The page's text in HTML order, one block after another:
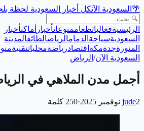
🌴 السعودية الآنكل أخبار السعودية لحظة
الرئيسيةفعالياتطعاممنوعاتأخبار أماكنأخبار
السعوديةسياحة الدمامالرياضالطائفالمدينة
المنورةجدةمكة اقتصادرياضةمحلياتتقنية
السعودية الآن/ الرياض
أجمل مدن الملاهي في
jude2 نوفمبر 2025 ·
250 كلمة